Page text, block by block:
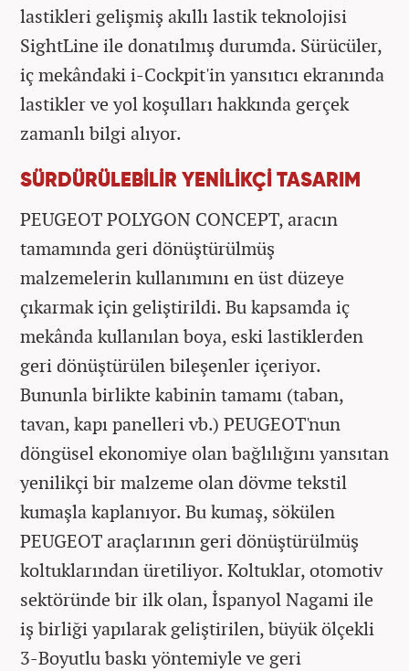
lastikleri gelişmiş akıllı lastik teknolojisi
SightLine ile donatılmış durumda. Sürücüler,
iç mekândaki i-Cockpit'in yansıtıcı ekranında
lastikler ve yol koşulları hakkında gerçek
zamanlı bilgi alıyor.
SÜRDÜRÜLEBİLİR YENİLİKÇİ TASARIM
PEUGEOT POLYGON CONCEPT, aracın
tamamında geri dönüştürülmüş
malzemelerin kullanımını en üst düzeye
çıkarmak için geliştirildi. Bu kapsamda iç
mekânda kullanılan boya, eski lastiklerden
geri dönüştürülen bileşenler içeriyor.
Bununla birlikte kabinin tamamı (taban,
tavan, kapı panelleri vb.) PEUGEOT'nun
döngüsel ekonomiye olan bağlılığını yansıtan
yenilikçi bir malzeme olan dövme tekstil
kumaşla kaplanıyor. Bu kumaş, sökülen
PEUGEOT araçlarının geri dönüştürülmüş
koltuklarından üretiliyor. Koltuklar, otomotiv
sektöründe bir ilk olan, İspanyol Nagami ile
iş birliği yapılarak geliştirilen, büyük ölçekli
3-Boyutlu baskı yöntemiyle ve geri